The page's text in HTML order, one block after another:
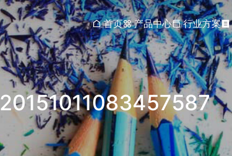
首页 产品中心 行业方案
20151011083457587